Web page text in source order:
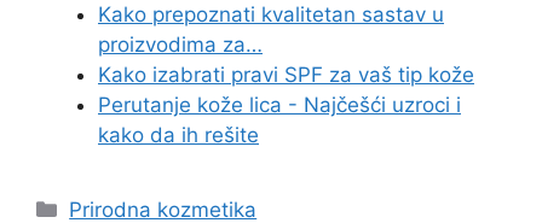
Kako prepoznati kvalitetan sastav u
proizvodima za…
Kako izabrati pravi SPF za vaš tip kože
Perutanje kože lica - Najčešći uzroci i
kako da ih rešite
Categories
Prirodna kozmetika